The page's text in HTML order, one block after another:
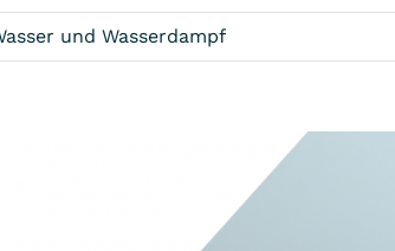
und Wasserdampf